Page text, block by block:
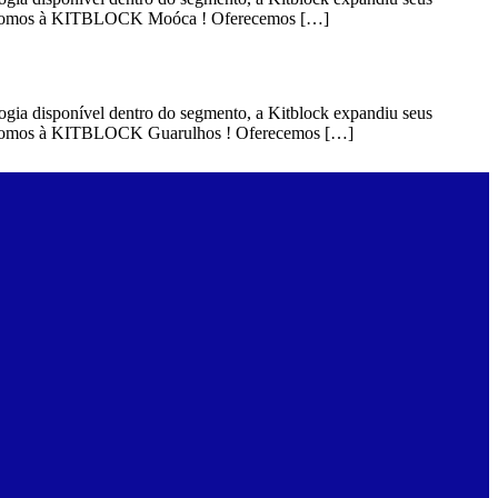
à KITBLOCK Moóca ! Oferecemos […]
disponível dentro do segmento, a Kitblock expandiu seus
à KITBLOCK Guarulhos ! Oferecemos […]